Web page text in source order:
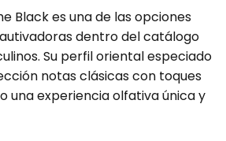
Black es una de las opciones
dentro del catálogo
Su perfil oriental especiado
notas clásicas con toques
una experiencia olfativa única y